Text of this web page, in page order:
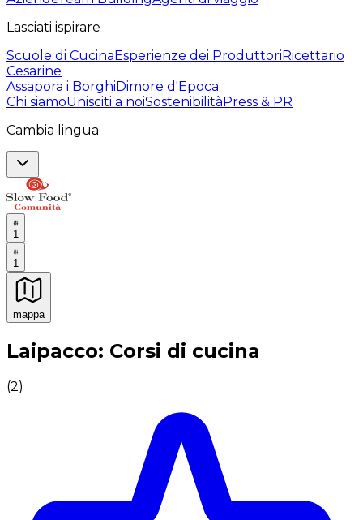
Lasciati ispirare
Scuole di CucinaEsperienze dei ProduttoriRicettario
Cesarine
Assapora i BorghiDimore d'Epoca
Chi siamoUnisciti a noiSostenibilitàPress & PR
Cambia lingua
1
1
mappa
Esperienze culinarie indimenticabili: Esperienze
Laipacco: Corsi di cucina
(2)